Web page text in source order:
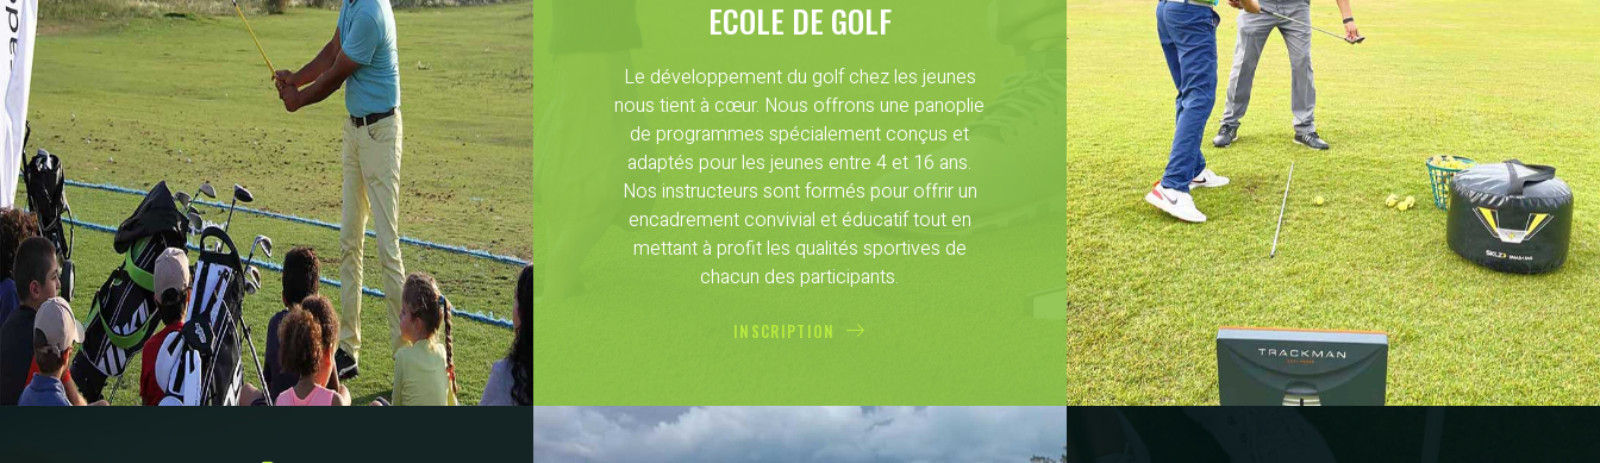
ECOLE DE GOLF
Le développement du golf chez les jeunes
nous tient à cœur. Nous offrons une panoplie
de programmes spécialement conçus et
adaptés pour les jeunes entre 4 et 16 ans.
Nos instructeurs sont formés pour offrir un
encadrement convivial et éducatif tout en
mettant à profit les qualités sportives de
chacun des participants.
INSCRIPTION